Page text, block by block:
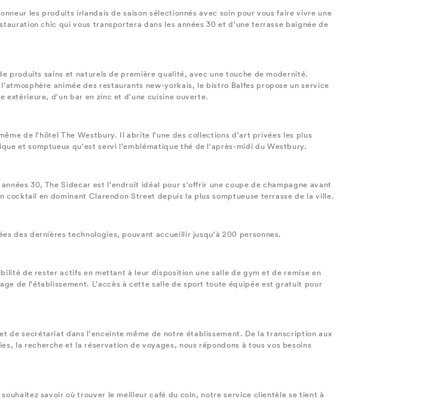
les produits irlandais de saison sélectionnés avec soin pour vous faire vivre une
chic qui vous transportera dans les années 30 et d'une terrasse baignée de
produits sains et naturels de première qualité, avec une touche de modernité.
animée des restaurants new-yorkais, le bistro Balfes propose un service
extérieure, d'un bar en zinc et d'une cuisine ouverte.
de l'hôtel The Westbury. Il abrite l'une des collections d'art privées les plus
et somptueux qu'est servi l'emblématique thé de l'après-midi du Westbury.
30, The Sidecar est l'endroit idéal pour s'offrir une coupe de champagne avant
cocktail en dominant Clarendon Street depuis la plus somptueuse terrasse de la ville.
des dernières technologies, pouvant accueillir jusqu'à 200 personnes.
de rester actifs en mettant à leur disposition une salle de gym et de remise en
de l'établissement. L'accès à cette salle de sport toute équipée est gratuit pour
de secrétariat dans l'enceinte même de notre établissement. De la transcription aux
la recherche et la réservation de voyages, nous répondons à tous vos besoins
savoir où trouver le meilleur café du coin, notre service clientèle se tient à